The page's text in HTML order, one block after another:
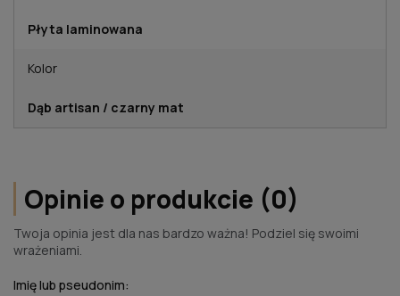
Płyta laminowana
Kolor
Dąb artisan / czarny mat
Opinie o produkcie (0)
Twoja opinia jest dla nas bardzo ważna! Podziel się swoimi
wrażeniami.
Imię lub pseudonim: